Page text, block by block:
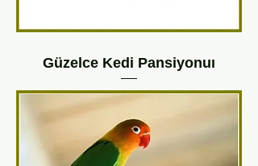
Güzelce Kedi Pansiyonuı